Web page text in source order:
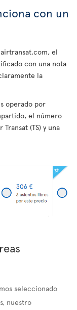
con un
el
con una nota
la
operado por
el número
(TS) y una
seleccionado
nuestro